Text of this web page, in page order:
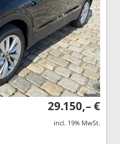
29.150,– €
incl. 19% MwSt.